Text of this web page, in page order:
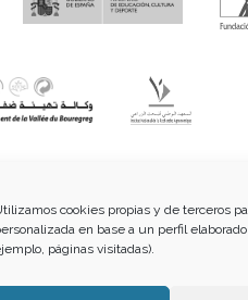
cookies propias y de terceros
en base a un perfil
páginas visitadas).
transmitidos, exhibidos,
o alterar ninguna marca, derecho